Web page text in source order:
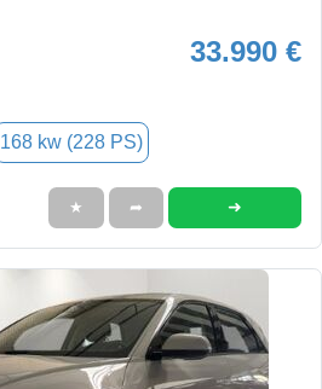
33.990 €
168 kw (228 PS)
★ ➦ ➜